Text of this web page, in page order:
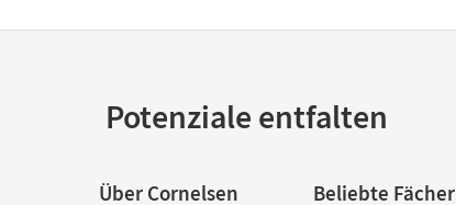
Potenziale entfalten
Über Cornelsen Beliebte Fächer